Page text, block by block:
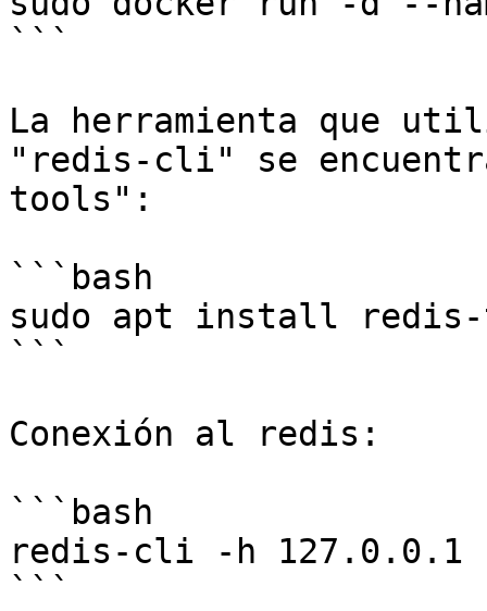
```
La herramienta que
"redis-cli" se
tools":
```bash
sudo apt install
```
Conexión al redis:
```bash
redis-cli -h 127.0.0.1
```